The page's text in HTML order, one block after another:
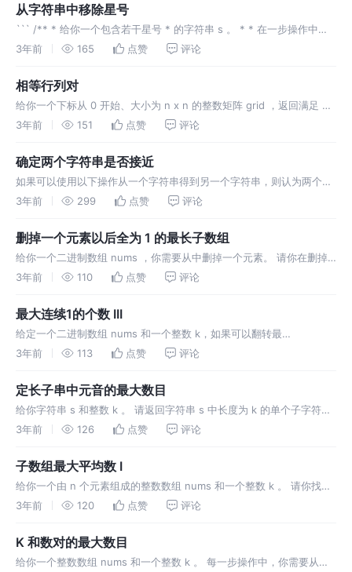
从字符串中移除星号
``` /** * 给你一个包含若干星号 * 的字符串 s 。 * * 在一步操作中，
你可以： * * 选中 s 中的一个星号。 * 移除星号 左侧 最近的那个 非星
3年前 165 点赞 评论
相等行列对
给你一个下标从 0 开始、大小为 n x n 的整数矩阵 grid ，返回满足 Ri
行和 Cj 列相等的行列对 (Ri, Cj) 的数目。 如果行和列以相同的顺序包
3年前 151 点赞 评论
确定两个字符串是否接近
如果可以使用以下操作从一个字符串得到另一个字符串，则认为两个字
符串 接近 ： 操作 1：交换任意两个 现有 字符。 例如，abcde ->
3年前 299 点赞 评论
删掉一个元素以后全为 1 的最长子数组
给你一个二进制数组 nums ，你需要从中删掉一个元素。 请你在删掉
元素的结果数组中，返回最长的且只包含 1 的非空子数组的长度。 如果
3年前 110 点赞 评论
最大连续1的个数 III
给定一个二进制数组 nums 和一个整数 k，如果可以翻转最
多 k 个 0 ，则返回 数组中连续 1 的最大个数 。
3年前 113 点赞 评论
定长子串中元音的最大数目
给你字符串 s 和整数 k 。 请返回字符串 s 中长度为 k 的单个子字符串
中可能包含的最大元音字母数。 英文中的 元音字母 为（a, e, i, o,
3年前 126 点赞 评论
子数组最大平均数 I
给你一个由 n 个元素组成的整数数组 nums 和一个整数 k 。 请你找出
平均数最大且 长度为 k 的连续子数组，并输出该最大平均数。 任何误
3年前 120 点赞 评论
K 和数对的最大数目
给你一个整数数组 nums 和一个整数 k 。 每一步操作中，你需要从数